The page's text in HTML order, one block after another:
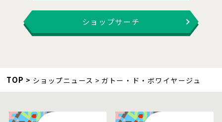
ショップサーチ
TOP ショップニュース ガトー・ド・ボワイヤージュ